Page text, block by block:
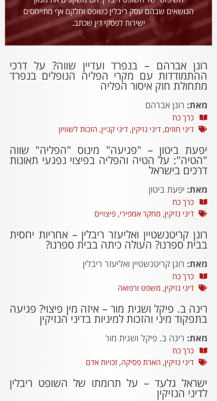
הנושאים שבהם עסק ריבלין כשופט וחלקם אף מתייחסים
ישירות לפסקי דין שכתב.
רונן אברהם – בנפרד ועדיין שווה? על דרכי
ההתמודדות עם מקרי הפליה הנופלים בנפרד
מתחולת חוק איסור הפליה
מאת: רונן אברהם
כרך כח
דיני חוזים, דיני נזיקין, דיני קניין, הזכות לשוויון
יפעת ביטון – "פגיעה" מינוס "הפליה" שווה
"הטיה": על הטיה והפליה בפיצוי נפגעי תאונות
דרכים בישראל
מאת: יפעת ביטון
כרך כח
דיני נזיקין, מחקר אמפירי, פיצויים
רונן קריטנשטיין ואליעזר ריבלין – אחריות יחסית
בבית ספרנו? העולה כיתה בבית ספרנו?
מאת: רונן קריטנשטיין ואליעזר ריבלין
כרך כח
דיני נזיקין, משפט ורפואה
רינה ב. פיקל ושגית מור – איזה מין פיצוי? פגיעה
בתפקוד מיני והזכות למיניות בדיני הנזיקין
מאת: רינה ב. פיקל ושגית מור
כרך כח
דיני נזיקין, הארת פסיקה, זכויות אדם
ישראל גלעד – על תרומתו של השופט ריבלין
לדיני הנזיקין